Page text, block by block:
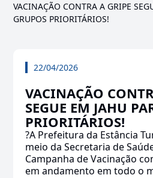
VACINAÇÃO CONTRA A GRIPE
GRUPOS PRIORITÁRIOS!
22/04/2026
VACINAÇÃO
SEGUE EM JAHU
PRIORITÁRIOS!
?A Prefeitura da Estância
meio da Secretaria de
Campanha de Vacinação
em andamento em todo o